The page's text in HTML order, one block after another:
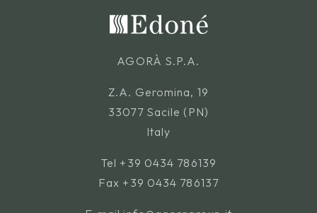
AGORÀ S.P.A.
Z.A. Geromina, 19
33077 Sacile (PN)
Italy
Tel +39 0434 786139
Fax +39 0434 786137